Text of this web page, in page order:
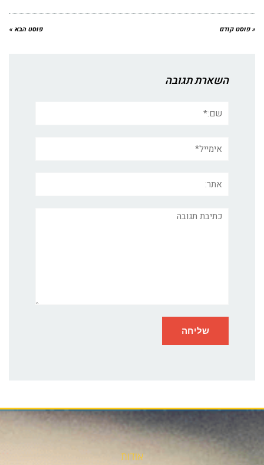
« פוסט קודם פוסט הבא »
השארת תגובה
תגובה
אודות